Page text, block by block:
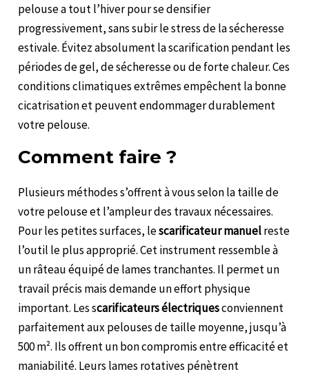
pelouse a tout l’hiver pour se densifier
progressivement, sans subir le stress de la sécheresse
estivale. Évitez absolument la scarification pendant les
périodes de gel, de sécheresse ou de forte chaleur. Ces
conditions climatiques extrêmes empêchent la bonne
cicatrisation et peuvent endommager durablement
votre pelouse.
Comment faire ?
Plusieurs méthodes s’offrent à vous selon la taille de
votre pelouse et l’ampleur des travaux nécessaires.
Pour les petites surfaces, lescarificateur manuelreste
l’outil le plus approprié. Cet instrument ressemble à
un râteau équipé de lames tranchantes. Il permet un
travail précis mais demande un effort physique
important. Les scarificateurs électriquesconviennent
parfaitement aux pelouses de taille moyenne, jusqu’à
500 m². Ils offrent un bon compromis entre efficacité et
maniabilité. Leurs lames rotatives pénètrent